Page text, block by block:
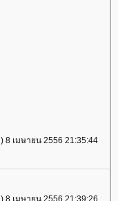
) 8 เมษายน 2556 21:35:44
) 8 เมษายน 2556 21:39:26